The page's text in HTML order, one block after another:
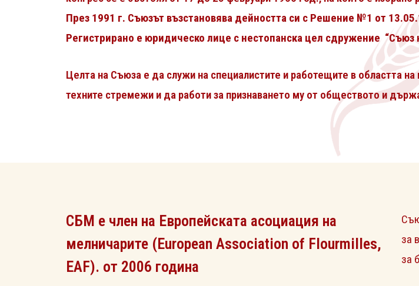
През 1991 г. Съюзът възстановява дейността си с Решение №1 от
Регистрирано е юридическо лице с нестопанска цел сдружение “Съюз
Целта на Съюза е да служи на специалистите и работещите в областта
техните стремежи и да работи за признаването му от обществото и
СБМ е член на Европейската асоциация на
мелничарите (European Association of Flourmilles,
ЕAF). от 2006 година
за
за